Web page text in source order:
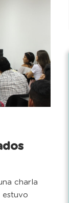
charla
estuvo